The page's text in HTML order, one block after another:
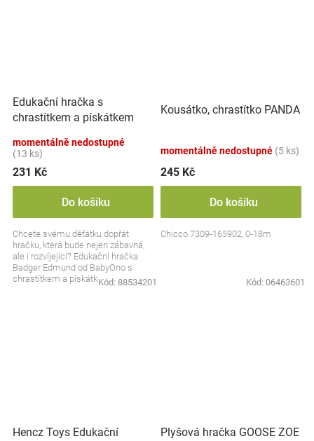
Edukační hračka s
chrastítkem a pískátkem
momentálně nedostupné
(13 ks)
231 Kč
Do košíku
Chcete svému děťátku dopřát
hračku, která bude nejen zábavná,
ale i rozvíjející? Edukační hračka
Badger Edmund od BabyOno s
chrastítkem a pískátkem je
Kód: 88534201
Kousátko, chrastítko PANDA
momentálně nedostupné (5 ks)
245 Kč
Do košíku
Chicco 7309-165902, 0-18m
Kód: 06463601
Hencz Toys Edukační
Plyšová hračka GOOSE ZOE